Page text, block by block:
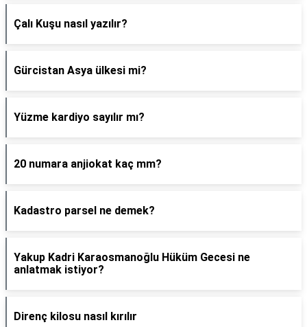
Çalı Kuşu nasıl yazılır?
Gürcistan Asya ülkesi mi?
Yüzme kardiyo sayılır mı?
20 numara anjiokat kaç mm?
Kadastro parsel ne demek?
Yakup Kadri Karaosmanoğlu Hüküm Gecesi ne
anlatmak istiyor?
Direnç kilosu nasıl kırılır